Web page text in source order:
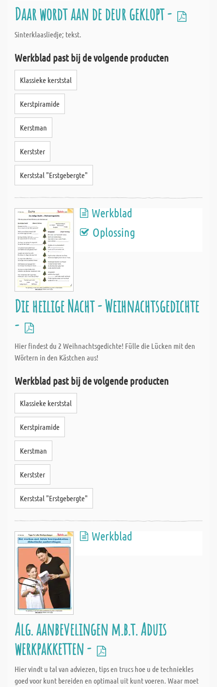
Daar wordt aan de deur geklopt -
Sinterklaasliedje; tekst.
Werkblad past bij de volgende producten
Klassieke kerststal
Kerstpiramide
Kerstman
Kerstster
Kerststal "Erstgebergte"
Werkblad
Oplossing
Die heilige Nacht - Weihnachtsgedichte
-
Hier findest du 2 Weihnachtsgedichte! Fülle die Lücken mit den
Wörtern in den Kästchen aus!
Werkblad past bij de volgende producten
Klassieke kerststal
Kerstpiramide
Kerstman
Kerstster
Kerststal "Erstgebergte"
Werkblad
Alg. aanbevelingen m.b.t. Aduis
werkpakketten -
Hier vindt u tal van adviezen, tips en trucs hoe u de techniekles
goed voor kunt bereiden en optimaal uit kunt voeren. Waar moet